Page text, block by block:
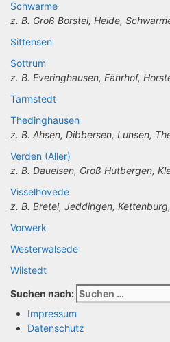
Schwarme
z. B. Groß Borstel, Heide,
Sittensen
Sottrum
z. B. Everinghausen, Fährhof,
Tarmstedt
Thedinghausen
z. B. Ahsen, Dibbersen, Lunsen,
Verden (Aller)
z. B. Dauelsen, Groß Hutbergen,
Visselhövede
z. B. Bretel, Jeddingen,
Vorwerk
Westerwalsede
Wilstedt
Suchen nach:
Impressum
Datenschutz